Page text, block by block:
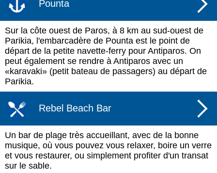
Pounta
Sur la côte ouest de Paros, à 8 km au sud-ouest de
Parikia, l'embarcadère de Pounta est le point de
départ de la petite navette-ferry pour Antiparos. On
peut également se rendre à Antiparos avec un
«karavaki» (petit bateau de passagers) au départ de
Parikia.
Rebel Beach Bar
Un bar de plage très accueillant, avec de la bonne
musique, où vous pouvez vous relaxer, boire un verre
et vous restaurer, ou simplement profiter d'un transat
sur le sable.